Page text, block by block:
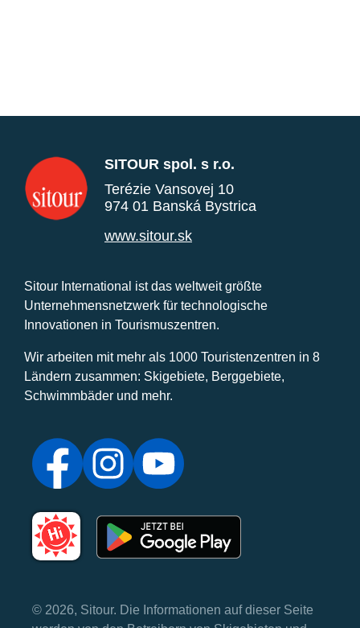
SITOUR spol. s r.o.
Terézie Vansovej 10
974 01 Banská Bystrica
www.sitour.sk
Sitour International ist das weltweit größte
Unternehmensnetzwerk für technologische
Innovationen in Tourismuszentren.
Wir arbeiten mit mehr als 1000 Touristenzentren in 8
Ländern zusammen: Skigebiete, Berggebiete,
Schwimmbäder und mehr.
© 2026, Sitour. Die Informationen auf dieser Seite